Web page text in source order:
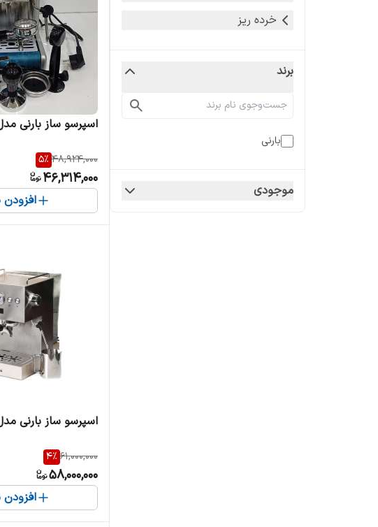
خرده ریز
برند
بارنی
موجودی
اسپرسو ساز بارنی مدل
48,924,000
5%
46,314,000
اسپرسو ساز بارنی مدل
61,000,000
4%
58,000,000